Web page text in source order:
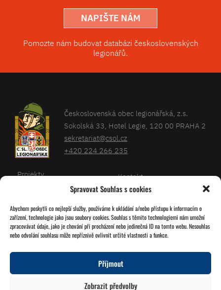
Spravovat Souhlas s cookies
Abychom poskytli co nejlepší služby, používáme k ukládání a/nebo přístupu k informacím o
zařízení, technologie jako jsou soubory cookies. Souhlas s těmito technologiemi nám umožní
zpracovávat údaje, jako je chování při procházení nebo jedinečná ID na tomto webu. Nesouhlas
nebo odvolání souhlasu může nepříznivě ovlivnit určité vlastnosti a funkce.
Příjmout
Zobrazit předvolby
NAPIŠTE NÁM
Pomozte nám budovat databázi československých
legionářů.
Československá obec legionářská, z.s.
Sokolská 33, Hotel Legie, 120 00 PRAHA 2
sekretariat@csol.cz
+420 224 266 235
Sledujte nás!
Projekty
Kalendář
O nás
Kontakt
Databáze legionářů
Pro členy
Zásady cookies